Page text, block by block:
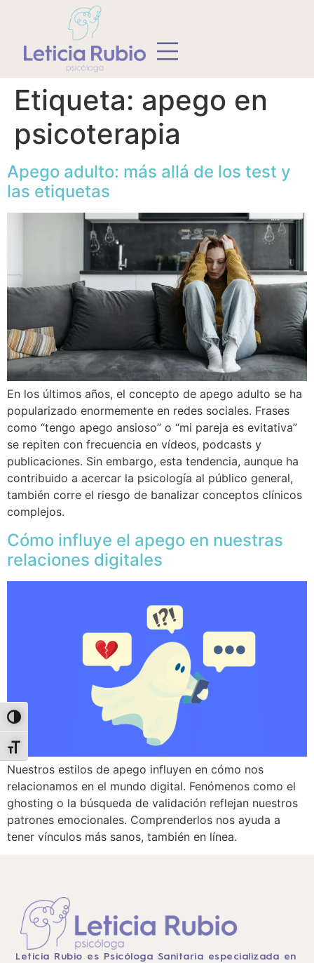
Alternar alto contraste
Alternar tamaño de letra
Etiqueta: apego en
psicoterapia
Apego adulto: más allá de los test y
las etiquetas
En los últimos años, el concepto de apego adulto se ha
popularizado enormemente en redes sociales. Frases
como “tengo apego ansioso” o “mi pareja es evitativa”
se repiten con frecuencia en vídeos, podcasts y
publicaciones. Sin embargo, esta tendencia, aunque ha
contribuido a acercar la psicología al público general,
también corre el riesgo de banalizar conceptos clínicos
complejos.
Cómo influye el apego en nuestras
relaciones digitales
Nuestros estilos de apego influyen en cómo nos
relacionamos en el mundo digital. Fenómenos como el
ghosting o la búsqueda de validación reflejan nuestros
patrones emocionales. Comprenderlos nos ayuda a
tener vínculos más sanos, también en línea.
Leticia Rubio es Psicóloga Sanitaria especializada en